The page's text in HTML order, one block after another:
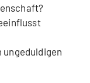
ungeduldigen